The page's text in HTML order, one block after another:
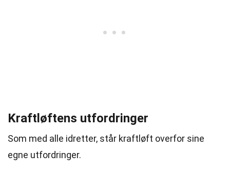
Kraftløftens utfordringer
Som med alle idretter, står kraftløft overfor sine
egne utfordringer.